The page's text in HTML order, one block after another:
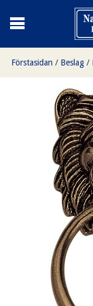
Förstasidan / Beslag /
Möbelring lejon stor